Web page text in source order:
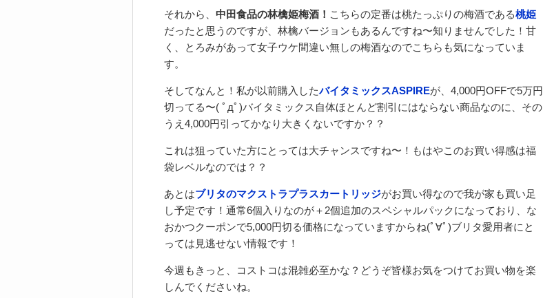
それから、 中田食品の林檎姫梅酒！ こちらの定番は桃たっぷりの梅酒である桃姫
だったと思うのですが、林檎バージョンもあるんですね〜知りませんでした！甘
く、とろみがあって女子ウケ間違い無しの梅酒なのでこちらも気になっていま
す。
そしてなんと！私が以前購入したバイタミックスASPIREが、4,000円OFFで5万円
切ってる〜( ﾟдﾟ)バイタミックス自体ほとんど割引にはならない商品なのに、その
うえ4,000円引ってかなり大きくないですか？？
これは狙っていた方にとっては大チャンスですね〜！もはやこのお買い得感は福
袋レベルなのでは？？
あとはブリタのマクストラプラスカートリッジがお買い得なので我が家も買い足
し予定です！通常6個入りなのが＋2個追加のスペシャルパックになっており、な
おかつクーポンで5,000円切る価格になっていますからね(ﾟ∀ﾟ)ブリタ愛用者にと
っては見逃せない情報です！
今週もきっと、コストコは混雑必至かな？どうぞ皆様お気をつけてお買い物を楽
しんでくださいね。